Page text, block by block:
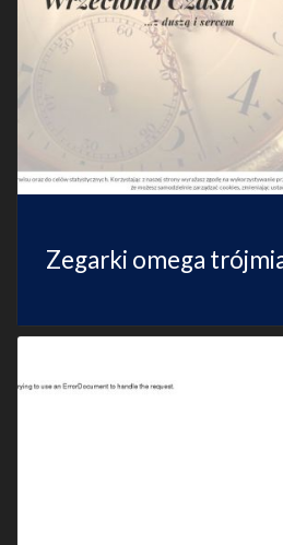
Zegarki omega